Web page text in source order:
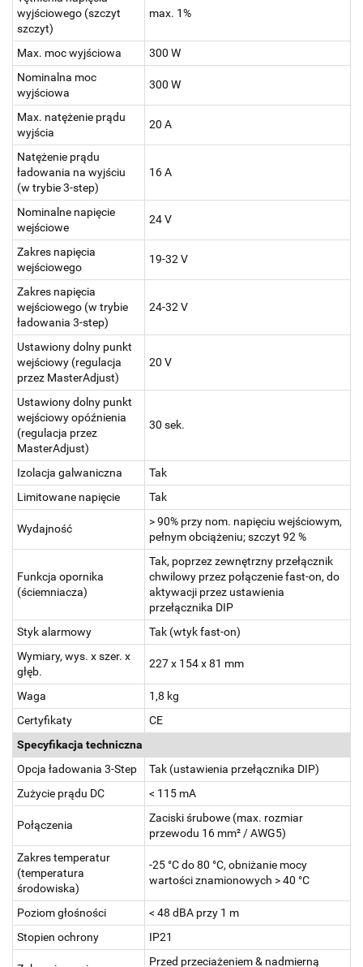
wyjściowego (szczyt
szczyt)
max. 1%
Max. moc wyjściowa
300 W
Nominalna moc
wyjściowa
300 W
Max. natężenie prądu
wyjścia
20 A
Natężenie prądu
ładowania na wyjściu
(w trybie 3-step)
16 A
Nominalne napięcie
wejściowe
24 V
Zakres napięcia
wejściowego
19-32 V
Zakres napięcia
wejściowego (w trybie
ładowania 3-step)
24-32 V
Ustawiony dolny punkt
wejściowy (regulacja
przez MasterAdjust)
20 V
Ustawiony dolny punkt
wejściowy opóźnienia
(regulacja przez
MasterAdjust)
30 sek.
Izolacja galwaniczna
Tak
Limitowane napięcie
Tak
Wydajność
> 90% przy nom. napięciu wejściowym,
pełnym obciążeniu; szczyt 92 %
Funkcja opornika
(ściemniacza)
Tak, poprzez zewnętrzny przełącznik
chwilowy przez połączenie fast-on, do
aktywacji przez ustawienia
przełącznika DIP
Styk alarmowy
Tak (wtyk fast-on)
Wymiary, wys. x szer. x
głęb.
227 x 154 x 81 mm
Waga
1,8 kg
Certyfikaty
CE
Specyfikacja techniczna
Opcja ładowania 3-Step
Tak (ustawienia przełącznika DIP)
Zużycie prądu DC
< 115 mA
Połączenia
Zaciski śrubowe (max. rozmiar
przewodu 16 mm² / AWG5)
Zakres temperatur
(temperatura
środowiska)
-25 °C do 80 °C, obniżanie mocy
wartości znamionowych > 40 °C
Poziom głośności
< 48 dBA przy 1 m
Stopien ochrony
IP21
Przed przeciażeniem & nadmierną